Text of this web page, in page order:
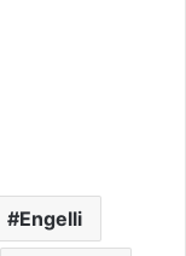
Engelli